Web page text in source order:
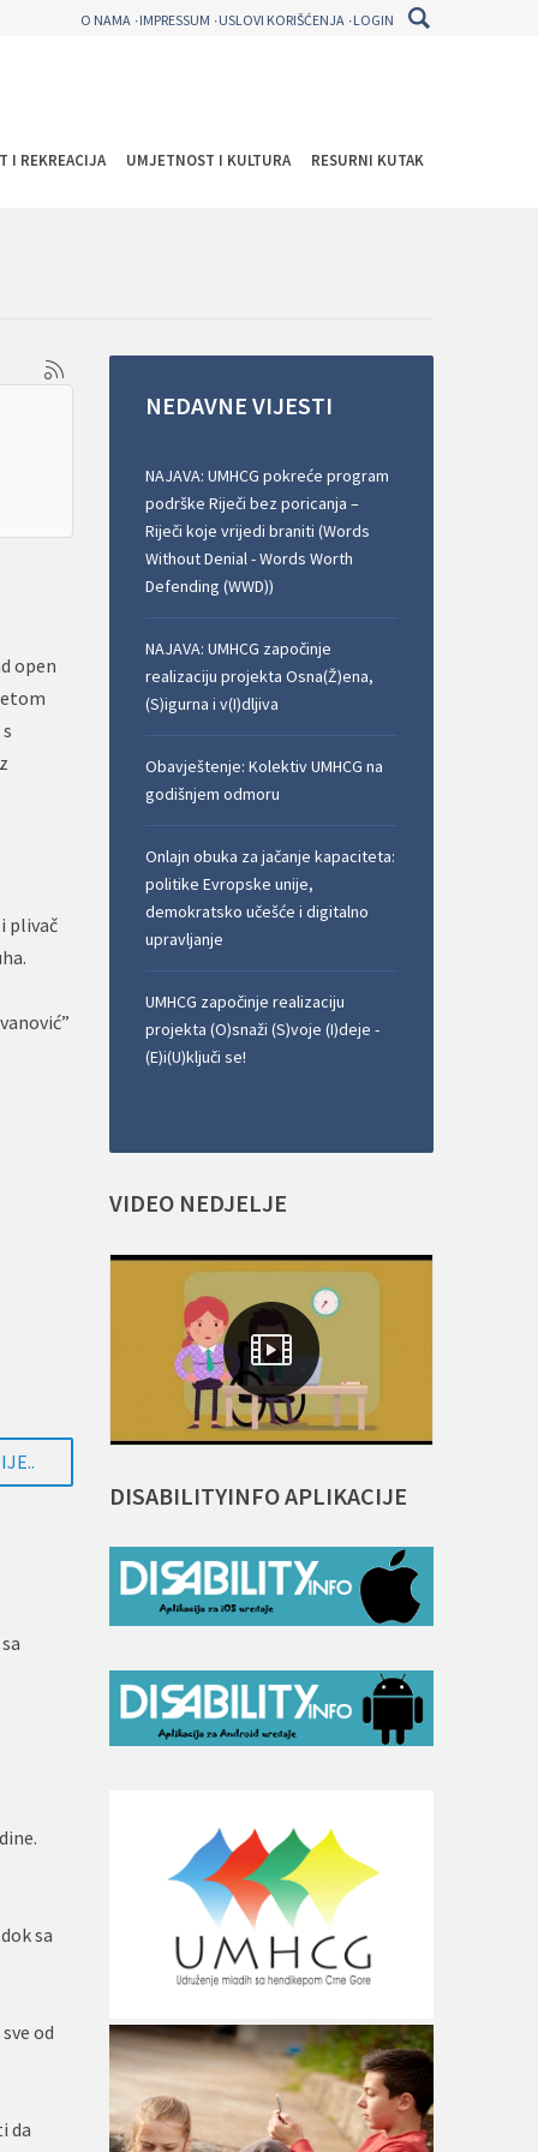
O NAMA IMPRESSUM USLOVI KORIŠĆENJA LOGIN
I REKREACIJA UMJETNOST I KULTURA RESURNI KUTAK
open
plivač
sa
od
da
NEDAVNE VIJESTI
NAJAVA: UMHCG pokreće program
podrške Riječi bez poricanja –
Riječi koje vrijedi braniti (Words
Without Denial - Words Worth
Defending (WWD))
NAJAVA: UMHCG započinje
realizaciju projekta Osna(Ž)ena,
(S)igurna i v(I)dljiva
Obavještenje: Kolektiv UMHCG na
godišnjem odmoru
Onlajn obuka za jačanje kapaciteta:
politike Evropske unije,
demokratsko učešće i digitalno
upravljanje
UMHCG započinje realizaciju
projekta (O)snaži (S)voje (I)deje -
(E)i(U)ključi se!
VIDEO NEDJELJE
DISABILITYINFOAPLIKACIJE